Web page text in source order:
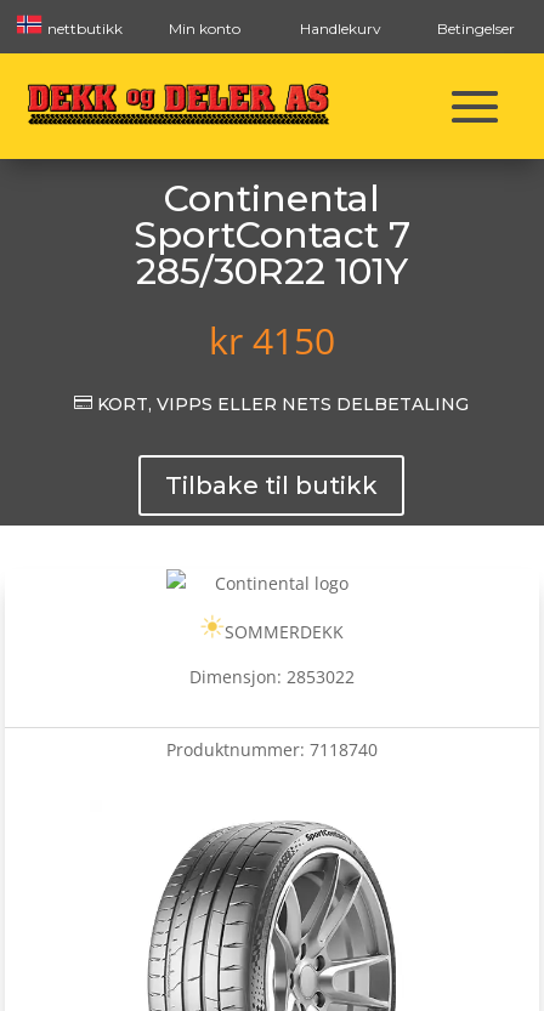
nettbutikk Min konto Handlekurv Betingelser
Continental
SportContact 7
285/30R22 101Y
kr4150
 KORT, VIPPS ELLER NETS DELBETALING
Tilbake til butikk
SOMMERDEKK
Dimensjon: 2853022
Produktnummer: 7118740